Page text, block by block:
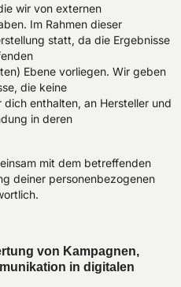
wir von externen
Im Rahmen dieser
statt, da die Ergebnisse
Ebene vorliegen. Wir geben
die keine
enthalten, an Hersteller und
in deren
mit dem betreffenden
deiner personenbezogenen
von Kampagnen,
in digitalen